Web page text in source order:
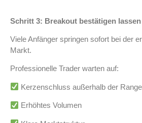
Schritt 3: Breakout bestätigen lassen
Viele Anfänger springen sofort bei der
Markt.
Professionelle Trader warten auf:
Kerzenschluss außerhalb der Range
Erhöhtes Volumen